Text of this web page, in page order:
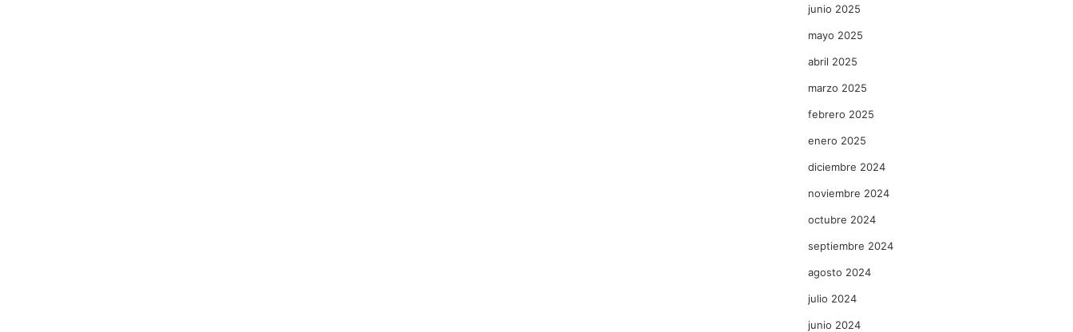
junio 2025
mayo 2025
abril 2025
marzo 2025
febrero 2025
enero 2025
diciembre 2024
noviembre 2024
octubre 2024
septiembre 2024
agosto 2024
julio 2024
junio 2024